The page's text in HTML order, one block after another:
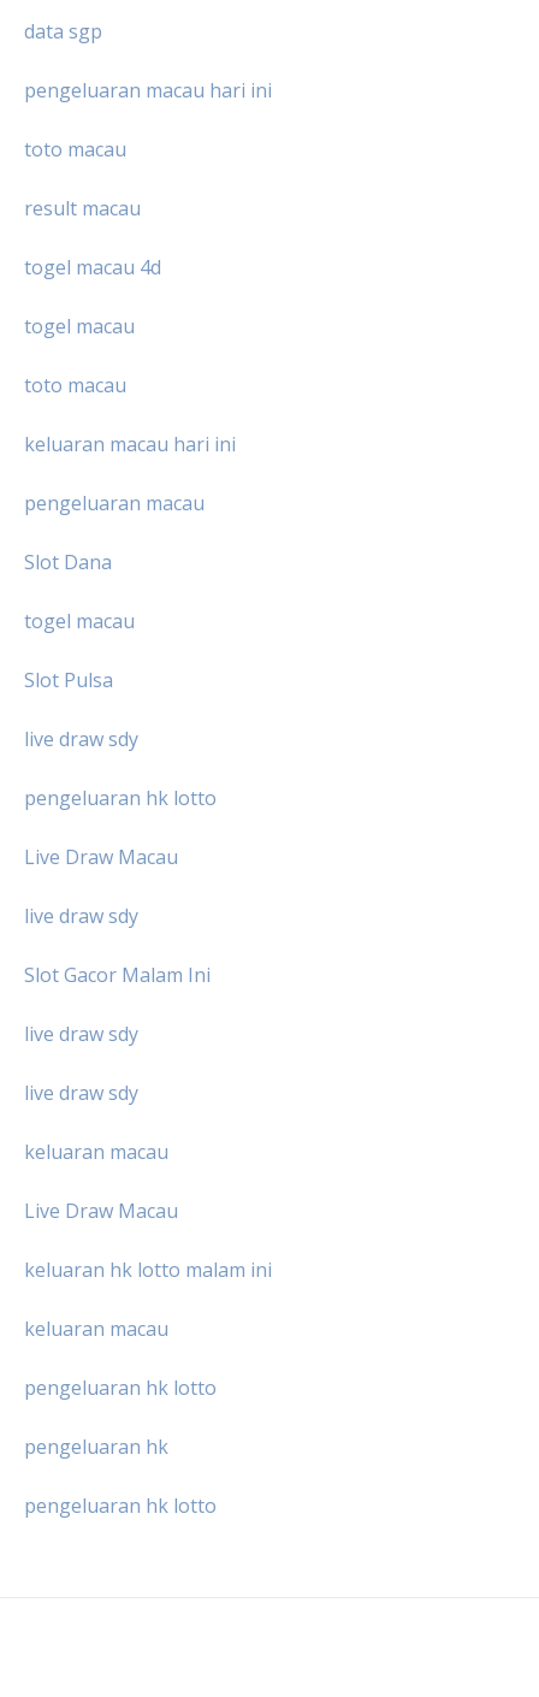
data sgp
pengeluaran macau hari ini
toto macau
result macau
togel macau 4d
togel macau
toto macau
keluaran macau hari ini
pengeluaran macau
Slot Dana
togel macau
Slot Pulsa
live draw sdy
pengeluaran hk lotto
Live Draw Macau
live draw sdy
Slot Gacor Malam Ini
live draw sdy
live draw sdy
keluaran macau
Live Draw Macau
keluaran hk lotto malam ini
keluaran macau
pengeluaran hk lotto
pengeluaran hk
pengeluaran hk lotto